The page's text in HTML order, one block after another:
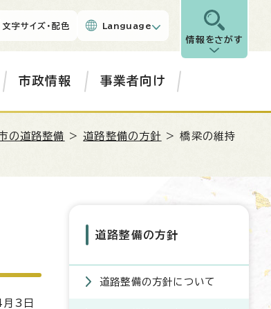
文字サイズ・配色 Language
情報をさがす
市政情報 事業者向け
の道路整備 >道路整備の方針 > 橋梁の維持
3日
道路整備の方針
道路整備の方針について